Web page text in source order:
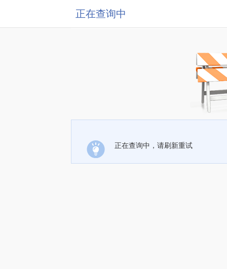
正在查询中
正在查询中，请刷新重试